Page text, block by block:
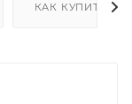
КАК КУПИТЬ